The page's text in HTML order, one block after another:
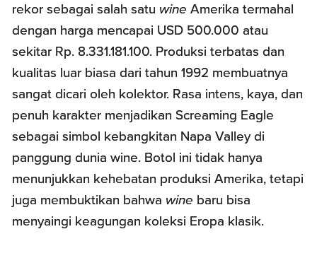
rekor sebagai salah satu wine Amerika termahal
dengan harga mencapai USD 500.000 atau
sekitar Rp. 8.331.181.100. Produksi terbatas dan
kualitas luar biasa dari tahun 1992 membuatnya
sangat dicari oleh kolektor. Rasa intens, kaya, dan
penuh karakter menjadikan Screaming Eagle
sebagai simbol kebangkitan Napa Valley di
panggung dunia wine. Botol ini tidak hanya
menunjukkan kehebatan produksi Amerika, tetapi
juga membuktikan bahwa wine baru bisa
menyaingi keagungan koleksi Eropa klasik.